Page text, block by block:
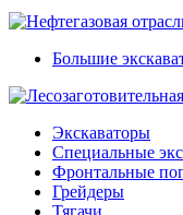
Большие
Экскаваторы
Специальные
Фронтальные
Грейдеры
Тягачи